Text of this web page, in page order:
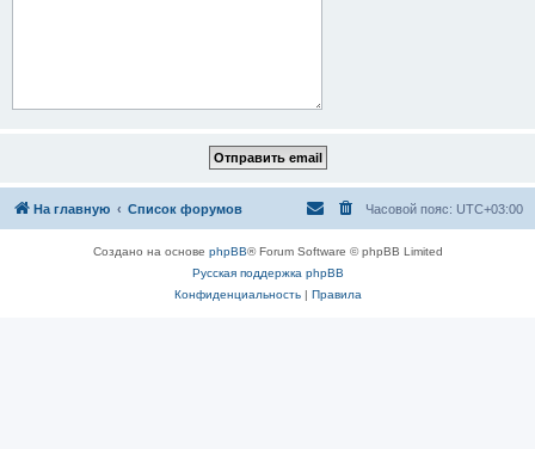
На главную Список форумов Часовой пояс: UTC+03:00
Создано на основе phpBB® Forum Software © phpBB Limited
Русская поддержка phpBB
Конфиденциальность| Правила